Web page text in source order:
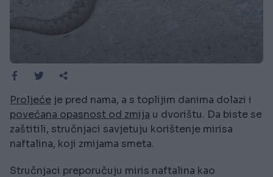
Proljeće je pred nama, a s toplijim danima dolazi i
povećana opasnost od zmija u dvorištu. Da biste se
zaštitili, stručnjaci savjetuju korištenje mirisa
naftalina, koji zmijama smeta.
Stručnjaci preporučuju miris naftalina kao